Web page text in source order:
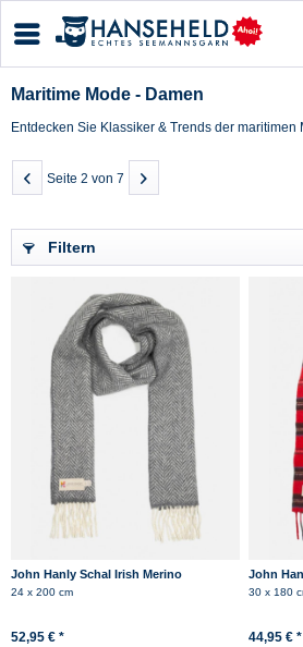
Maritime Mode - Damen
Entdecken Sie Klassiker & Trends der maritimen
Seite 2 von 7
Filtern
John Hanly Schal Irish Merino
Kaschmir Grau Herringbone
24 x 200 cm
52,95 € *
John
Schwarz
30 x 180
44,95 € *